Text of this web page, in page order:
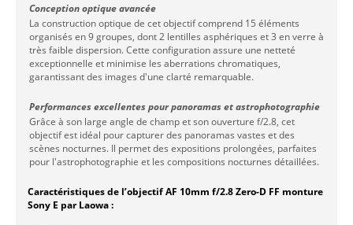
Conception optique avancée
La construction optique de cet objectif comprend 15 éléments
organisés en 9 groupes, dont 2 lentilles asphériques et 3 en verre à
très faible dispersion. Cette configuration assure une netteté
exceptionnelle et minimise les aberrations chromatiques,
garantissant des images d'une clarté remarquable.
Performances excellentes pour panoramas et astrophotographie
Grâce à son large angle de champ et son ouverture f/2.8, cet
objectif est idéal pour capturer des panoramas vastes et des
scènes nocturnes. Il permet des expositions prolongées, parfaites
pour l'astrophotographie et les compositions nocturnes détaillées.
Caractéristiques de l’objectif AF 10mm f/2.8 Zero-D FF monture
Sony E par Laowa :